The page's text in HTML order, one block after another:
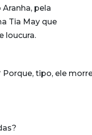
pela
Tia May que
loucura.
Porque, tipo, ele